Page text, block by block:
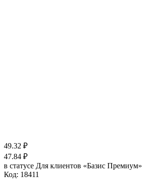
49.32 ₽
47.84 ₽
в статусе Для клиентов «Базис Премиум»
Код: 18411